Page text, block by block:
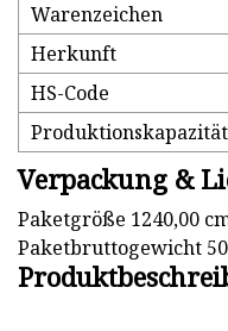
Warenzeichen
Herkunft
HS-Code
Produktionskapazität
Verpackung &
Paketgröße 1240,00
Paketbruttogewicht